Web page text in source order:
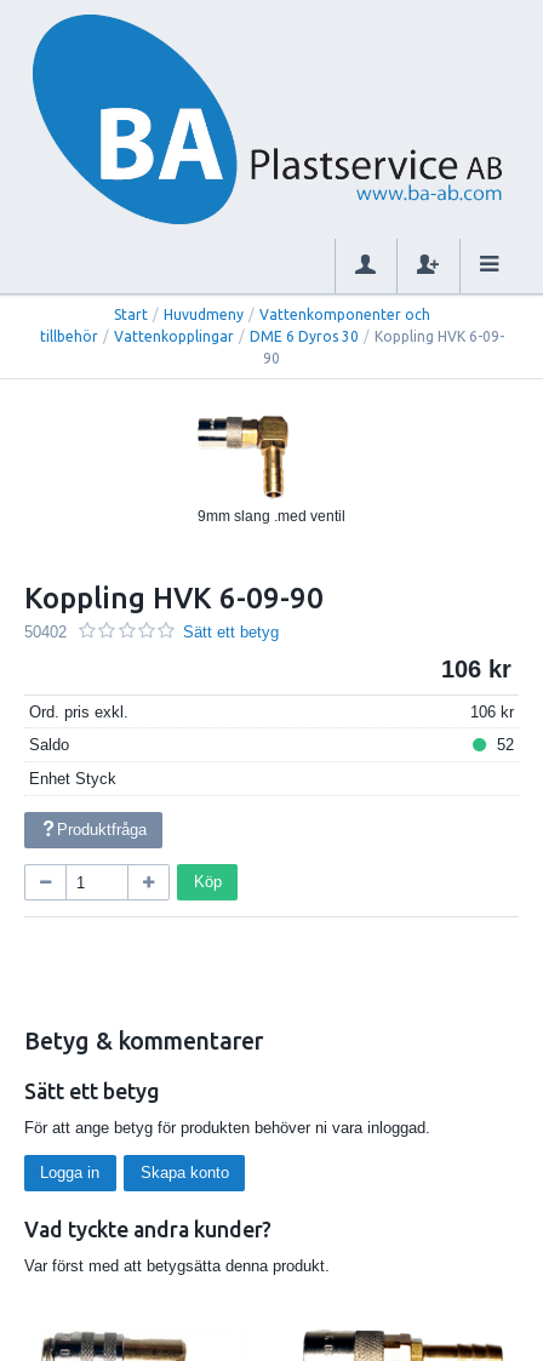
Start / Huvudmeny / Vattenkomponenter och
tillbehör / Vattenkopplingar / DME 6 Dyros 30 / Koppling HVK 6-09-
90
9mm slang .med ventil
Koppling HVK 6-09-90
50402 Sätt ett betyg
106
Ord. pris exkl.
106
Saldo
52
Enhet Styck
Produktfråga
Köp
Betyg & kommentarer
Sätt ett betyg
För att ange betyg för produkten behöver ni vara inloggad.
Logga in Skapa konto
Vad tyckte andra kunder?
Var först med att betygsätta denna produkt.